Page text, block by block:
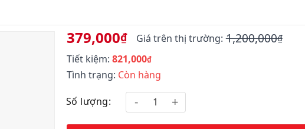
1,200,000₫
gốc
là:
379,000₫
hiện
tại
379,000₫.
Giá trên thị trường:
Tiết kiệm: 821,000₫
Tình trạng: Còn hàng
Số lượng: